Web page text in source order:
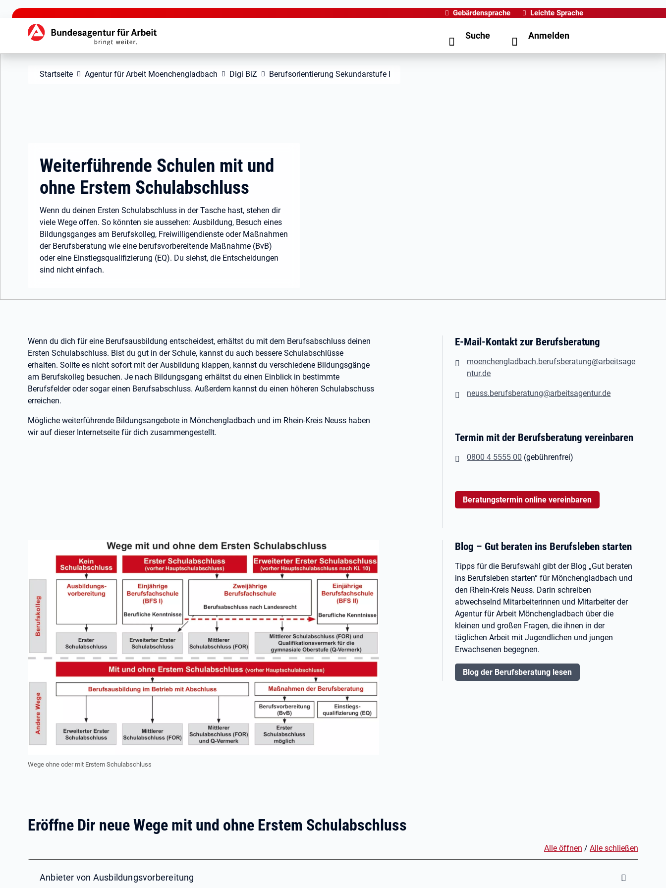
zu den Hauptinhalten springen
Gebärdensprache Leichte Sprache
Hauptnavigation Suche Anmelden
Startseite Agentur für Arbeit Moenchengladbach Digi BiZ Berufsorientierung Sekundarstufe I
Weiterführende Schulen mit und
ohne Erstem Schulabschluss
Wenn du deinen Ersten Schulabschluss in der Tasche hast, stehen dir
viele Wege offen. So könnten sie aussehen: Ausbildung, Besuch eines
Bildungsganges am Berufskolleg, Freiwilligendienste oder Maßnahmen
der Berufsberatung wie eine berufsvorbereitende Maßnahme (BvB)
oder eine Einstiegsqualifizierung (EQ). Du siehst, die Entscheidungen
sind nicht einfach.
Wenn du dich für eine Berufsausbildung entscheidest, erhältst du mit dem Berufsabschluss deinen
Ersten Schulabschluss. Bist du gut in der Schule, kannst du auch bessere Schulabschlüsse
erhalten. Sollte es nicht sofort mit der Ausbildung klappen, kannst du verschiedene Bildungsgänge
am Berufskolleg besuchen. Je nach Bildungsgang erhältst du einen Einblick in bestimmte
Berufsfelder oder sogar einen Berufsabschluss. Außerdem kannst du einen höheren Schulabschuss
erreichen.
Mögliche weiterführende Bildungsangebote in Mönchengladbach und im Rhein-Kreis Neuss haben
wir auf dieser Internetseite für dich zusammengestellt.
E-Mail-Kontakt zur Berufsberatung
moenchengladbach.berufsberatung@arbeitsage
ntur.de
neuss.berufsberatung@arbeitsagentur.de
Termin mit der Berufsberatung vereinbaren
0800 4 5555 00 (gebührenfrei)
Beratungstermin online vereinbaren
Wege ohne oder mit Erstem Schulabschluss
Blog – Gut beraten ins Berufsleben starten
Tipps für die Berufswahl gibt der Blog „Gut beraten
ins Berufsleben starten“ für Mönchengladbach und
den Rhein-Kreis Neuss. Darin schreiben
abwechselnd Mitarbeiterinnen und Mitarbeiter der
Agentur für Arbeit Mönchengladbach über die
kleinen und großen Fragen, die ihnen in der
täglichen Arbeit mit Jugendlichen und jungen
Erwachsenen begegnen.
Blog der Berufsberatung lesen
Eröffne Dir neue Wege mit und ohne Erstem Schulabschluss
Alle öffnen / Alle schließen
Anbieter von Ausbildungsvorbereitung